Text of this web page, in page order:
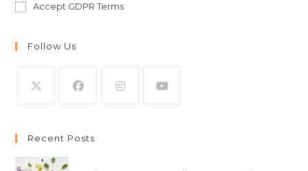
Accept GDPR Terms
Follow Us
a
new
new
Recent Posts